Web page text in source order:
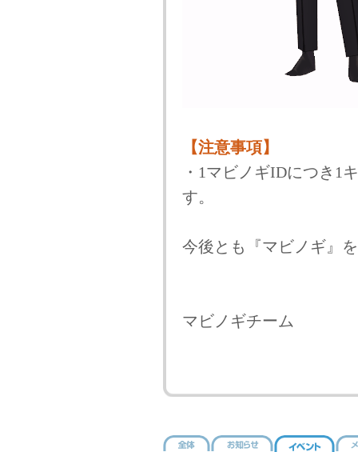
【注意事項】
・1マビノギIDにつき1
す。
今後とも『マビノギ』
マビノギチーム